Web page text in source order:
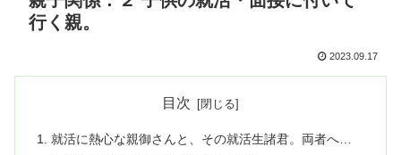
行く親。
2023.09.17
目次
就活に熱心な親御さんと、その就活生諸君。両者へ…